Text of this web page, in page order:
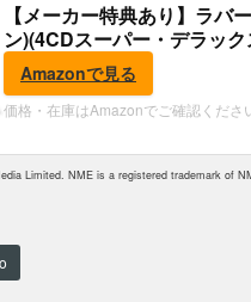
【メーカー特典あり】ラバ
ン)(4CDスーパー・デラッ
典:B2ポスター付)
Amazonで見る
価格・在庫はAmazonでご確認くださ
Limited. NME is a registered trademark of